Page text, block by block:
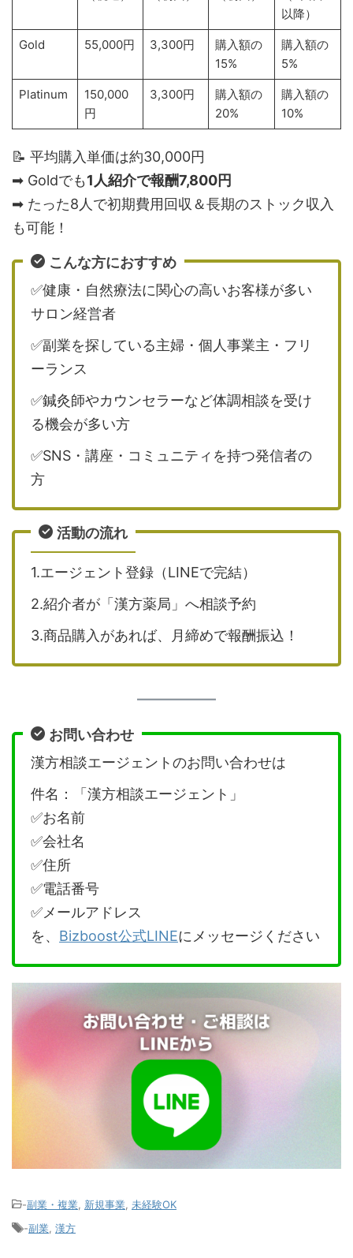
以降）
Gold 55,000円 3,300円
購入額の
15%
購入額の
5%
Platinum
150,000
円
3,300円
購入額の
20%
購入額の
10%
📝 平均購入単価は約30,000円
➡ Goldでも1人紹介で報酬7,800円
➡ たった8人で初期費用回収＆長期のストック収入
も可能！
こんな方におすすめ
✅健康・自然療法に関心の高いお客様が多い
サロン経営者
✅副業を探している主婦・個人事業主・フリ
ーランス
✅鍼灸師やカウンセラーなど体調相談を受け
る機会が多い方
✅SNS・講座・コミュニティを持つ発信者の
方
活動の流れ
1.エージェント登録（LINEで完結）
2.紹介者が「漢方薬局」へ相談予約
3.商品購入があれば、月締めで報酬振込！
お問い合わせ
漢方相談エージェントのお問い合わせは
件名：「漢方相談エージェント」
✅お名前
✅会社名
✅住所
✅電話番号
✅メールアドレス
を、 Bizboost公式LINEにメッセージください
-副業・複業 新規事業 未経験OK
-副業 漢方